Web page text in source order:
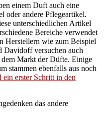
einem Duft auch eine
oder andere Pflegeartikel.
unterschiedlichen Artikel
Bereiche verwendet
Herstellern wie zum Beispiel
Davidoff versuchen auch
Markt der Düfte. Einige
stammen ebenfalls aus noch
erster Schritt in den
das andere